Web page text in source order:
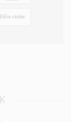
Előre utalás